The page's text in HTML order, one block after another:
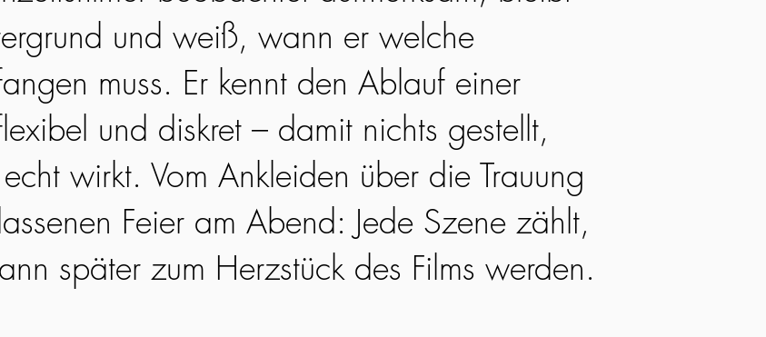
und weiß, wann er welche
muss. Er kennt den Ablauf einer
und diskret – damit nichts gestellt,
wirkt. Vom Ankleiden über die Trauung
Feier am Abend: Jede Szene zählt,
später zum Herzstück des Films werden.